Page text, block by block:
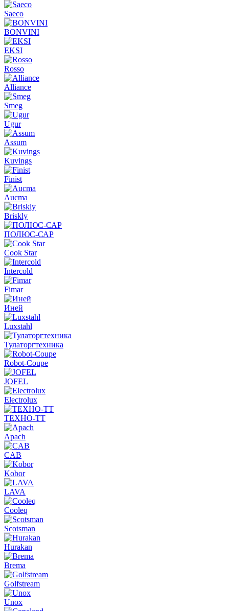
Saeco
BONVINI
EKSI
Rosso
Alliance
Smeg
Ugur
Assum
Kuvings
Finist
Aucma
Briskly
ПОЛЮС-САР
Cook Star
Intercold
Fimar
Иней
Luxstahl
Тулаторгтехника
Robot-Coupe
JOFEL
Electrolux
ТЕХНО-ТТ
Apach
CAB
Kobor
LAVA
Cooleq
Scotsman
Hurakan
Brema
Golfstream
Unox